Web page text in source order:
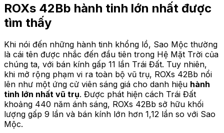
ROXs 42Bb hành tinh lớn nhất được
tìm thấy
Khi nói đến những hành tinh khổng lồ, Sao Mộc thường
là cái tên được nhắc đến đầu tiên trong Hệ Mặt Trời của
chúng ta, với bán kính gấp 11 lần Trái Đất. Tuy nhiên,
khi mở rộng phạm vi ra toàn bộ vũ trụ, ROXs 42Bb nổi
lên như một ứng cử viên sáng giá cho danh hiệu hành
tinh lớn nhất vũ trụ. Được phát hiện cách Trái Đất
khoảng 440 năm ánh sáng, ROXs 42Bb sở hữu khối
lượng gấp 9 lần và bán kính lớn hơn 1,12 lần so với Sao
Mộc.